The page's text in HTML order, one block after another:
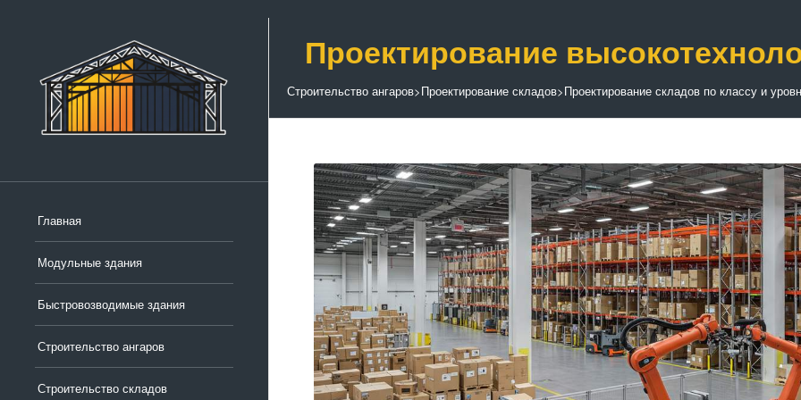
Главная
Модульные здания
Быстровозводимые здания
Строительство ангаров
Строительство складов
Проектирование
Строительство ангаров>Проектирование складов>Проектирование складов по классу и